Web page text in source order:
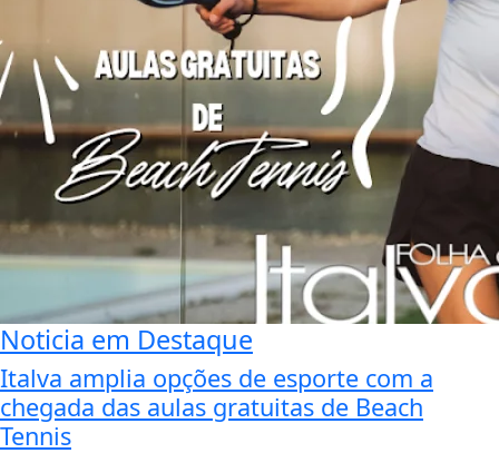
Noticia em Destaque
Italva amplia opções de esporte com a
chegada das aulas gratuitas de Beach
Tennis